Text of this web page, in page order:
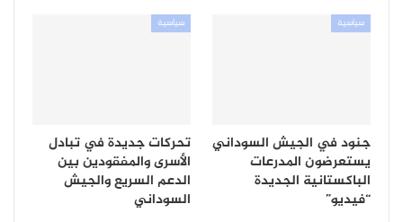
سياسية
جنود في الجيش السوداني
يستعرضون المدرعات
الباكستانية الجديدة
“فيديو”
سياسية
تحركات جديدة في تبادل
الأسرى والمفقودين بين
الدعم السريع والجيش
السوداني